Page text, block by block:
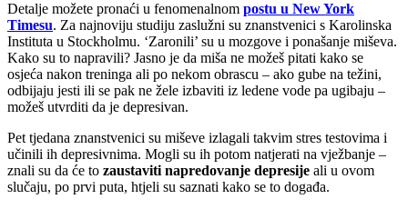
Detalje možete pronaći u fenomenalnom postu u New York
Timesu. Za najnoviju studiju zaslužni su znanstvenici s Karolinska
Instituta u Stockholmu. ‘Zaronili’ su u mozgove i ponašanje miševa.
Kako su to napravili? Jasno je da miša ne možeš pitati kako se
osjeća nakon treninga ali po nekom obrascu – ako gube na težini,
odbijaju jesti ili se pak ne žele izbaviti iz ledene vode pa ugibaju –
možeš utvrditi da je depresivan.
Pet tjedana znanstvenici su miševe izlagali takvim stres testovima i
učinili ih depresivnima. Mogli su ih potom natjerati na vježbanje –
znali su da će to zaustaviti napredovanje depresije ali u ovom
slučaju, po prvi puta, htjeli su saznati kako se to događa.